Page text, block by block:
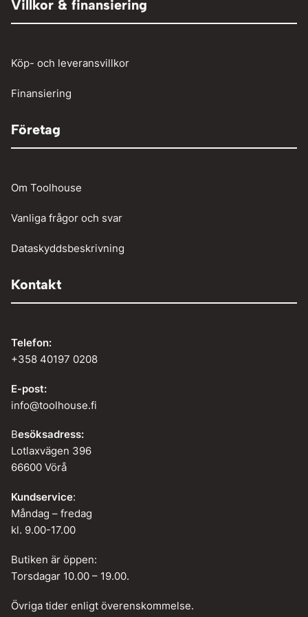
Verkstadstvätt
Vinschar
Villkor & finansiering
Köp- och leveransvillkor
Finansiering
Företag
Om Toolhouse
Vanliga frågor och svar
Dataskyddsbeskrivning
Kontakt
Telefon:
+358 40197 0208
E-post:
info@toolhouse.fi
Besöksadress:
Lotlaxvägen 396
66600 Vörå
Kundservice:
Måndag – fredag
kl. 9.00-17.00
Butiken är öppen:
Torsdagar 10.00 – 19.00.
Övriga tider enligt överenskommelse.